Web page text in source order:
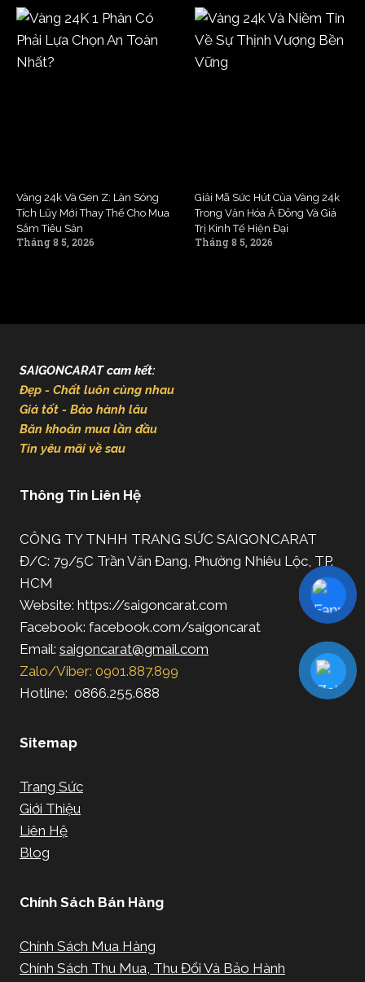
Vàng 24k Và Gen Z: Làn Sóng
Tích Lũy Mới Thay Thế Cho Mua
Sắm Tiêu Sản
Tháng 8 5, 2026
Giải Mã Sức Hút Của Vàng 24k
Trong Văn Hóa Á Đông Và Giá
Trị Kinh Tế Hiện Đại
Tháng 8 5, 2026
SAIGONCARAT cam kết:
Đẹp - Chất luôn cùng nhau
Giá tốt - Bảo hành lâu
Băn khoăn mua lần đầu
Tin yêu mãi về sau
Thông Tin Liên Hệ
CÔNG TY TNHH TRANG SỨC SAIGONCARAT
Đ/C: 79/5C Trần Văn Đang, Phường Nhiêu Lộc, TP.
HCM
Website: https://saigoncarat.com
Facebook: facebook.com/saigoncarat
Email: saigoncarat@gmail.com
Zalo/Viber: 0901.887.899
Hotline: 0866.255.688
Sitemap
Trang Sức
Giới Thiệu
Liên Hệ
Blog
Chính Sách Bán Hàng
Chính Sách Mua Hàng
Chính Sách Thu Mua, Thu Đổi Và Bảo Hành